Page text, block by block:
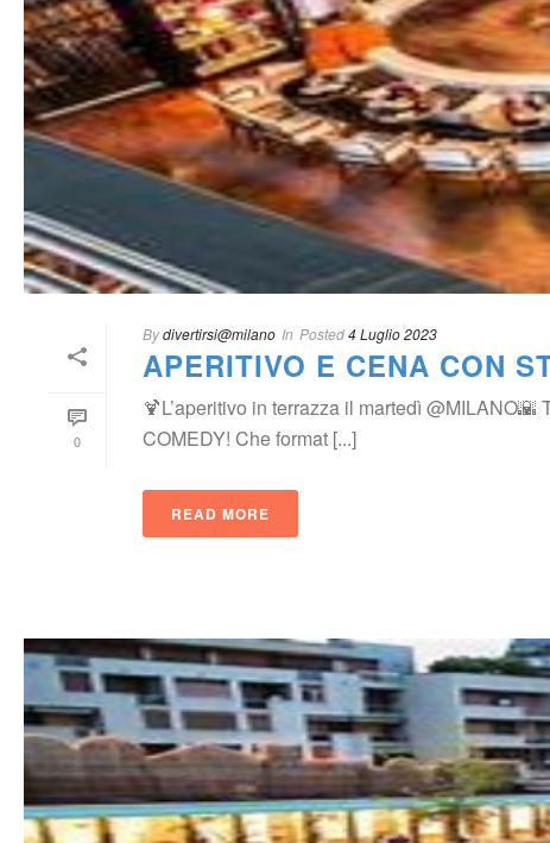
0
Bydivertirsi@milano In Posted4 Luglio 2023
APERITIVO E CENA CON
🍹L’aperitivo in terrazza il martedì
COMEDY! Che format [...]
READ MORE